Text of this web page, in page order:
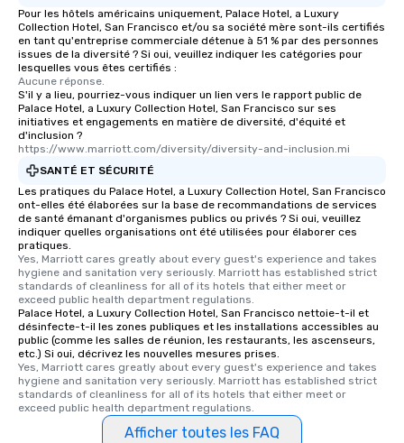
Pour les hôtels américains uniquement, Palace Hotel, a Luxury
Collection Hotel, San Francisco et/ou sa société mère sont-ils certifiés
en tant qu'entreprise commerciale détenue à 51 % par des personnes
issues de la diversité ? Si oui, veuillez indiquer les catégories pour
lesquelles vous êtes certifiés :
Aucune réponse.
S'il y a lieu, pourriez-vous indiquer un lien vers le rapport public de
Palace Hotel, a Luxury Collection Hotel, San Francisco sur ses
initiatives et engagements en matière de diversité, d'équité et
d'inclusion ?
https://www.marriott.com/diversity/diversity-and-inclusion.mi
SANTÉ ET SÉCURITÉ
Les pratiques du Palace Hotel, a Luxury Collection Hotel, San Francisco
ont-elles été élaborées sur la base de recommandations de services
de santé émanant d'organismes publics ou privés ? Si oui, veuillez
indiquer quelles organisations ont été utilisées pour élaborer ces
pratiques.
Yes, Marriott cares greatly about every guest's experience and takes
hygiene and sanitation very seriously. Marriott has established strict
standards of cleanliness for all of its hotels that either meet or
exceed public health department regulations.
Palace Hotel, a Luxury Collection Hotel, San Francisco nettoie-t-il et
désinfecte-t-il les zones publiques et les installations accessibles au
public (comme les salles de réunion, les restaurants, les ascenseurs,
etc.) Si oui, décrivez les nouvelles mesures prises.
Yes, Marriott cares greatly about every guest's experience and takes
hygiene and sanitation very seriously. Marriott has established strict
standards of cleanliness for all of its hotels that either meet or
exceed public health department regulations.
Afficher toutes les FAQ